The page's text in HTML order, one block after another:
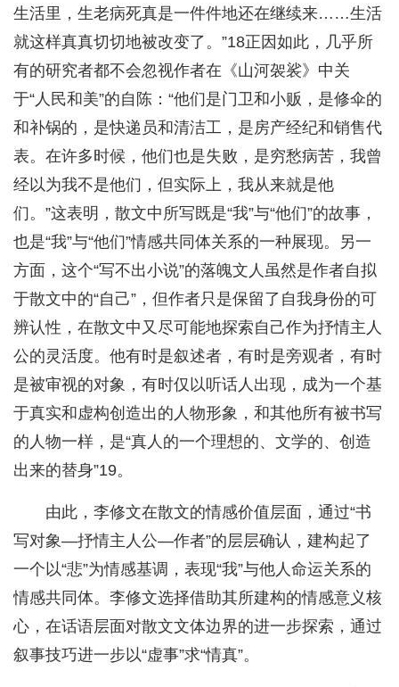
生活里，生老病死真是一件件地还在继续来……生活
就这样真真切切地被改变了。”18正因如此，几乎所
有的研究者都不会忽视作者在《山河袈裟》中关
于“人民和美”的自陈：“他们是门卫和小贩，是修伞的
和补锅的，是快递员和清洁工，是房产经纪和销售代
表。在许多时候，他们也是失败，是穷愁病苦，我曾
经以为我不是他们，但实际上，我从来就是他
们。”这表明，散文中所写既是“我”与“他们”的故事，
也是“我”与“他们”情感共同体关系的一种展现。另一
方面，这个“写不出小说”的落魄文人虽然是作者自拟
于散文中的“自己”，但作者只是保留了自我身份的可
辨认性，在散文中又尽可能地探索自己作为抒情主人
公的灵活度。他有时是叙述者，有时是旁观者，有时
是被审视的对象，有时仅以听话人出现，成为一个基
于真实和虚构创造出的人物形象，和其他所有被书写
的人物一样，是“真人的一个理想的、文学的、创造
出来的替身”19。
由此，李修文在散文的情感价值层面，通过“书
写对象—抒情主人公—作者”的层层确认，建构起了
一个以“悲”为情感基调，表现“我”与他人命运关系的
情感共同体。李修文选择借助其所建构的情感意义核
心，在话语层面对散文文体边界的进一步探索，通过
叙事技巧进一步以“虚事”求“情真”。